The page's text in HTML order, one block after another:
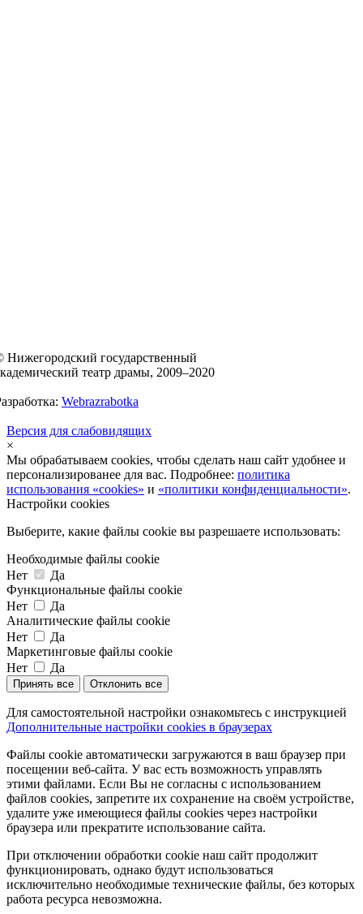
Нижегородский государственный
театр драмы, 2009–2020
Webrazrabotka
Версия для слабовидящих
×
Мы обрабатываем cookies, чтобы сделать наш сайт удобнее и
персонализированее для вас. Подробнее: политика
использования «cookies» и «политики конфиденциальности».
Настройки cookies
Выберите, какие файлы cookie вы разрешаете использовать:
Необходимые файлы cookie
Нет
Да
Функциональные файлы cookie
Нет
Да
Аналитические файлы cookie
Нет
Да
Маркетинговые файлы cookie
Нет
Да
Принять все Отклонить все
Для самостоятельной настройки ознакомьтесь с инструкцией
Дополнительные настройки cookies в браузерах
Файлы cookie автоматически загружаются в ваш браузер при
посещении веб-сайта. У вас есть возможность управлять
этими файлами. Если Вы не согласны с использованием
файлов cookies, запретите их сохранение на своём устройстве,
удалите уже имеющиеся файлы cookies через настройки
браузера или прекратите использование сайта.
При отключении обработки cookie наш сайт продолжит
функционировать, однако будут использоваться
исключительно необходимые технические файлы, без которых
работа ресурса невозможна.